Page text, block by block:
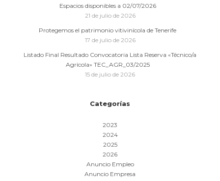
Espacios disponibles a 02/07/2026
21 de julio de 2026
Protegemos el patrimonio vitivinícola de Tenerife
17 de julio de 2026
Listado Final Resultado Convocatoria Lista Reserva «Técnico/a
Agrícola» TEC_AGR_03/2025
15 de julio de 2026
Categorías
2023
2024
2025
2026
Anuncio Empleo
Anuncio Empresa